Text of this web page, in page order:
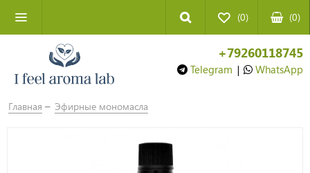
(0) (0)
+79260118745
Telegram | WhatsApp
Главная Эфирные мономасла